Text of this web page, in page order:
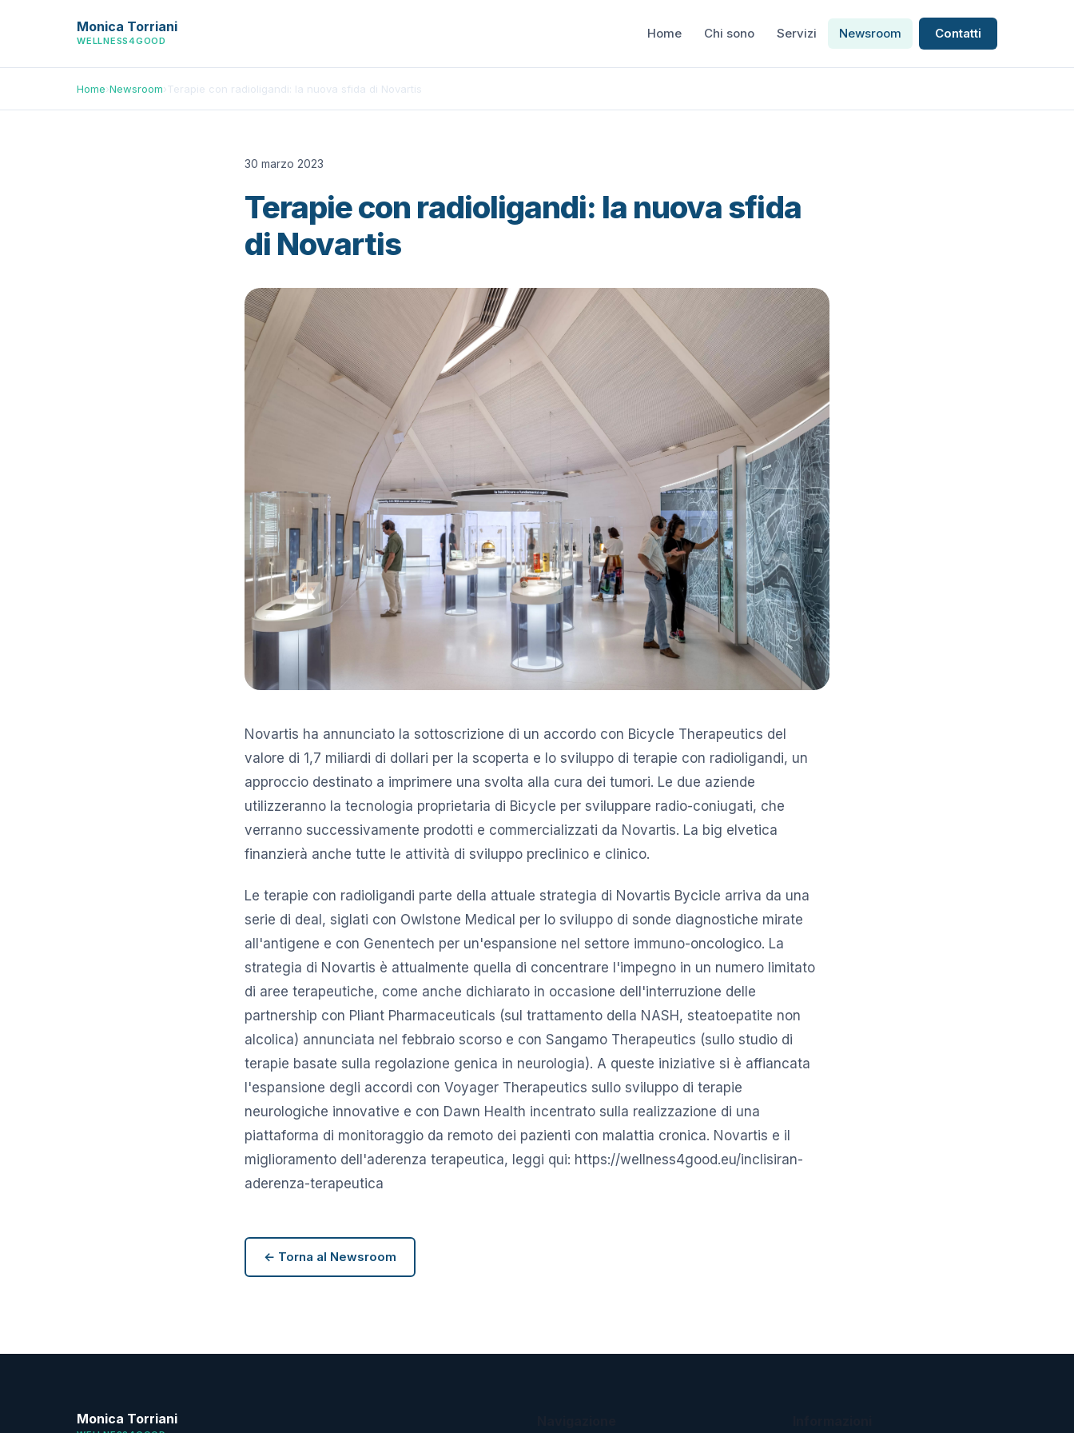
Monica Torriani
WELLNESS4GOOD Home Chi sono Servizi Newsroom Contatti
Home›Newsroom›Terapie con radioligandi: la nuova sfida di Novartis
30 marzo 2023
Terapie con radioligandi: la nuova sfida
di Novartis
Novartis ha annunciato la sottoscrizione di un accordo con Bicycle Therapeutics del
valore di 1,7 miliardi di dollari per la scoperta e lo sviluppo di terapie con radioligandi, un
approccio destinato a imprimere una svolta alla cura dei tumori. Le due aziende
utilizzeranno la tecnologia proprietaria di Bicycle per sviluppare radio-coniugati, che
verranno successivamente prodotti e commercializzati da Novartis. La big elvetica
finanzierà anche tutte le attività di sviluppo preclinico e clinico.
Le terapie con radioligandi parte della attuale strategia di Novartis Bycicle arriva da una
serie di deal, siglati con Owlstone Medical per lo sviluppo di sonde diagnostiche mirate
all'antigene e con Genentech per un'espansione nel settore immuno-oncologico. La
strategia di Novartis è attualmente quella di concentrare l'impegno in un numero limitato
di aree terapeutiche, come anche dichiarato in occasione dell'interruzione delle
partnership con Pliant Pharmaceuticals (sul trattamento della NASH, steatoepatite non
alcolica) annunciata nel febbraio scorso e con Sangamo Therapeutics (sullo studio di
terapie basate sulla regolazione genica in neurologia). A queste iniziative si è affiancata
l'espansione degli accordi con Voyager Therapeutics sullo sviluppo di terapie
neurologiche innovative e con Dawn Health incentrato sulla realizzazione di una
piattaforma di monitoraggio da remoto dei pazienti con malattia cronica. Novartis e il
miglioramento dell'aderenza terapeutica, leggi qui: https://wellness4good.eu/inclisiran-
aderenza-terapeutica
← Torna al Newsroom
Monica Torriani